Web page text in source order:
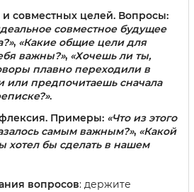
совместных целей. Вопросы:
совместное будущее
, «Какие общие цели для
важны?», «Хочешь ли ты,
плавно переходили в
или предпочитаешь сначала
.
Примеры: «Что из этого
самым важным?», «Какой
хотел бы сделать в нашем
вопросов: держите